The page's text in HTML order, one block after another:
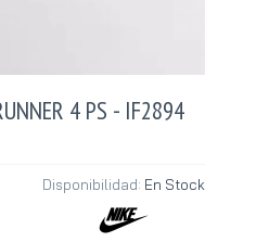
4 PS - IF2894
Disponibilidad: En Stock